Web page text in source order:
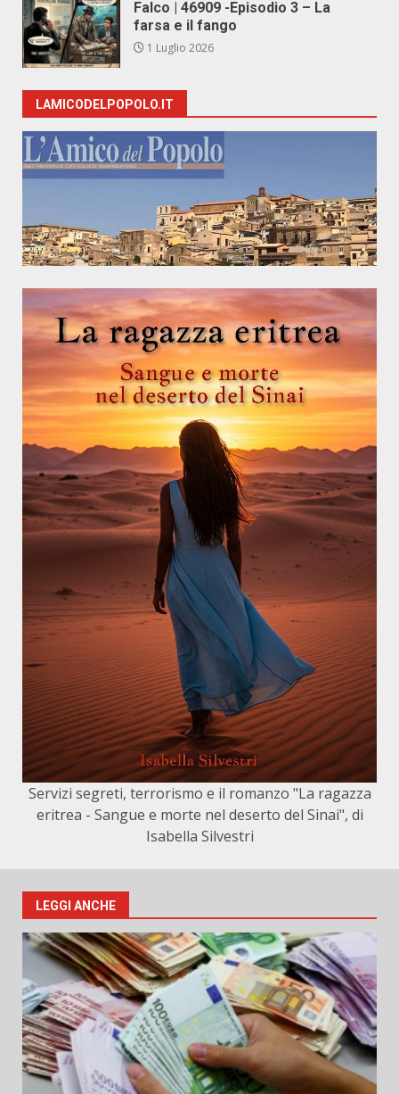
Falco | 46909 -Episodio 3 – La
farsa e il fango
1 Luglio 2026
LAMICODELPOPOLO.IT
Servizi segreti, terrorismo e il romanzo "La ragazza
eritrea - Sangue e morte nel deserto del Sinai", di
Isabella Silvestri
LEGGI ANCHE